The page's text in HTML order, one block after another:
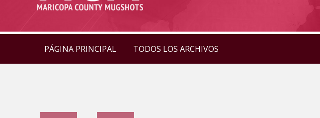
PÁGINA PRINCIPAL TODOS LOS ARCHIVOS